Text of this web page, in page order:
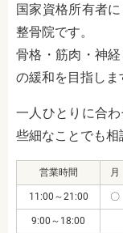
国家資格所有者
整骨院です。
骨格・筋肉・神
の緩和を目指しま
一人ひとりに合
些細なことでも相
営業時間 月
11:00～21:00 〇
9:00～18:00